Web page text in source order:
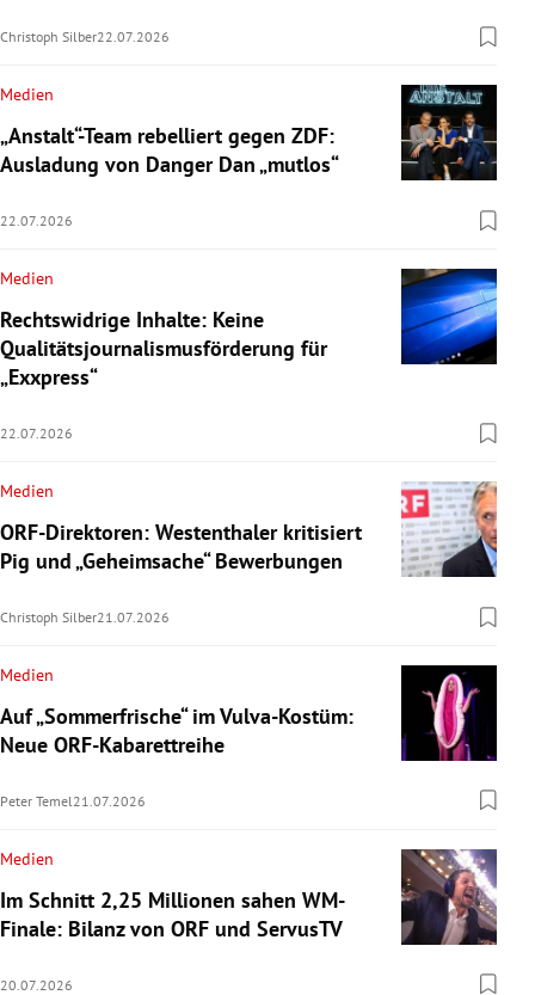
Christoph Silber22.07.2026
Medien
„Anstalt“-Team rebelliert gegen ZDF:
Ausladung von Danger Dan „mutlos“
22.07.2026
Medien
Rechtswidrige Inhalte: Keine
Qualitätsjournalismusförderung für
„Exxpress“
22.07.2026
Medien
ORF-Direktoren: Westenthaler kritisiert
Pig und „Geheimsache“ Bewerbungen
Christoph Silber21.07.2026
Medien
Auf „Sommerfrische“ im Vulva-Kostüm:
Neue ORF-Kabarettreihe
Peter Temel 21.07.2026
Medien
Im Schnitt 2,25 Millionen sahen WM-
Finale: Bilanz von ORF und ServusTV
20.07.2026